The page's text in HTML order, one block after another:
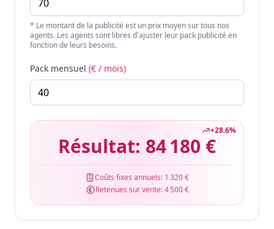
* Le montant de la publicité est un prix moyen sur tous nos
agents. Les agents sont libres d'ajuster leur pack publicité en
fonction de leurs besoins.
Pack mensuel (€ / mois)
+28.6%
Résultat: 84 180 €
Coûts fixes annuels: 1 320 €
Retenues sur vente:4 500 €